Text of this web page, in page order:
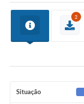
2
Situação